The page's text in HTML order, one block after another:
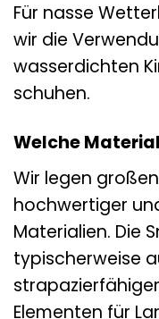
Für nasse
wir die
wasserdichten
schuhen.
Welche
Wir legen
hochwertiger
Materialien. Die
typischerweise
Elementen für